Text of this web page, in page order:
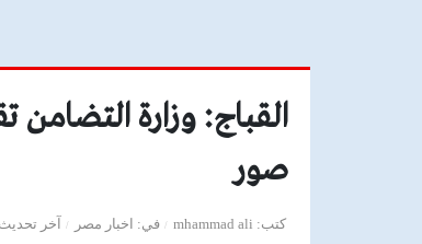
صور
كتب mhammad ali في اخبار مصر آخر تحديث